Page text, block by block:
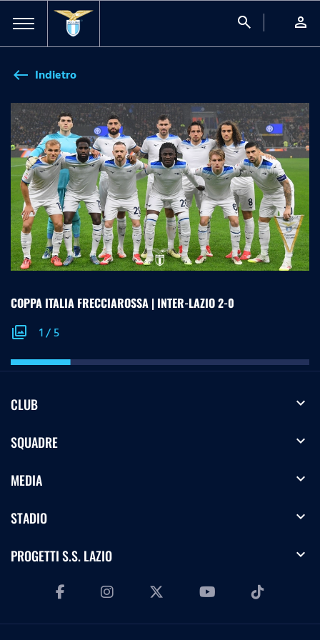
search person
west Indietro
COPPA ITALIA FRECCIAROSSA | INTER-LAZIO 2-0
photo_library 1/5
CLUB expand_more
SQUADRE expand_more
MEDIA expand_more
STADIO expand_more
PROGETTI S.S. LAZIO expand_more